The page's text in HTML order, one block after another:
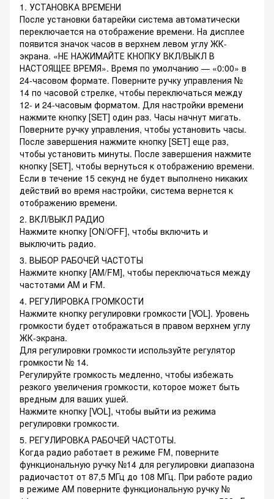
1. УСТАНОВКА ВРЕМЕНИ
После установки батарейки система автоматически
переключается на отображение времени. На дисплее
появится значок часов в верхнем левом углу ЖК-
экрана. «НЕ НАЖИМАЙТЕ КНОПКУ ВКЛ/ВЫКЛ В
НАСТОЯЩЕЕ ВРЕМЯ». Время по умолчанию — «0:00» в
24-часовом формате. Поверните ручку управления №
14 по часовой стрелке, чтобы переключаться между
12- и 24-часовым форматом. Для настройки времени
нажмите кнопку [SET] один раз. Часы начнут мигать.
Поверните ручку управления, чтобы установить часы.
После завершения нажмите кнопку [SET] еще раз,
чтобы установить минуты. После завершения нажмите
кнопку [SET], чтобы вернуться к отображению времени.
Если в течение 15 секунд не будет выполнено никаких
действий во время настройки, система вернется к
отображению времени.
2. ВКЛ/ВЫКЛ РАДИО
Нажмите кнопку [ON/OFF], чтобы включить и
выключить радио.
3. ВЫБОР РАБОЧЕЙ ЧАСТОТЫ
Нажмите кнопку [AM/FM], чтобы переключаться между
частотами AM и FM.
4. РЕГУЛИРОВКА ГРОМКОСТИ
Нажмите кнопку регулировки громкости [VOL]. Уровень
громкости будет отображаться в правом верхнем углу
ЖК-экрана.
Для регулировки громкости используйте регулятор
громкости № 14.
Регулируйте громкость медленно, чтобы избежать
резкого увеличения громкости, которое может быть
вредным для ваших ушей.
Нажмите кнопку [VOL], чтобы выйти из режима
регулировки громкости.
5. РЕГУЛИРОВКА РАБОЧЕЙ ЧАСТОТЫ.
Когда радио работает в режиме FM, поверните
функциональную ручку №14 для регулировки диапазона
радиочастот от 87,5 МГц до 108 МГц. При работе радио
в режиме AM поверните функциональную ручку №